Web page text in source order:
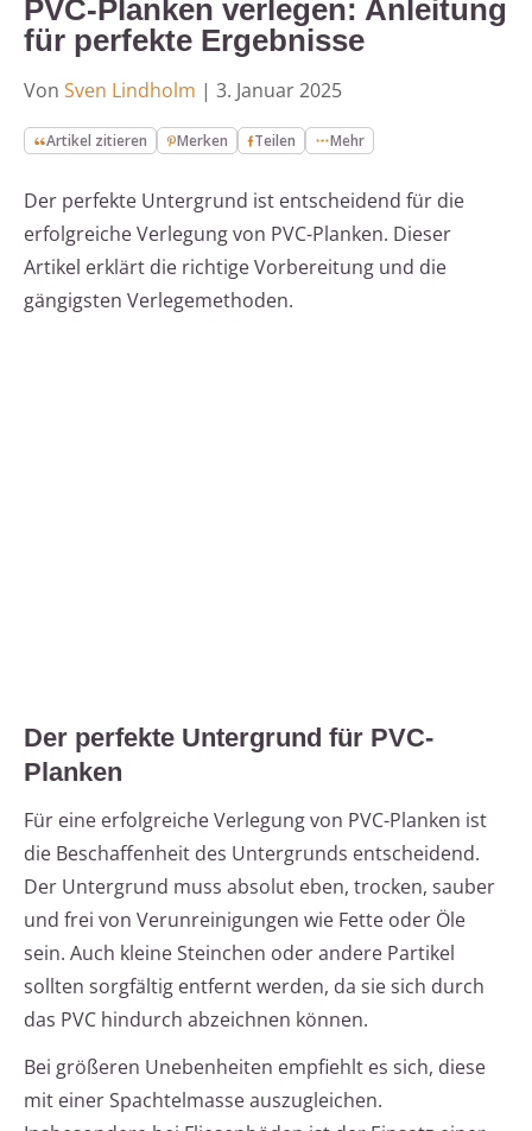
PVC-Planken verlegen: Anleitung
für perfekte Ergebnisse
Von Sven Lindholm | 3. Januar 2025
Artikel zitieren Merken Teilen Mehr
Der perfekte Untergrund ist entscheidend für die
erfolgreiche Verlegung von PVC-Planken. Dieser
Artikel erklärt die richtige Vorbereitung und die
gängigsten Verlegemethoden.
Der perfekte Untergrund für PVC-
Planken
Für eine erfolgreiche Verlegung von PVC-Planken ist
die Beschaffenheit des Untergrunds entscheidend.
Der Untergrund muss absolut eben, trocken, sauber
und frei von Verunreinigungen wie Fette oder Öle
sein. Auch kleine Steinchen oder andere Partikel
sollten sorgfältig entfernt werden, da sie sich durch
das PVC hindurch abzeichnen können.
Bei größeren Unebenheiten empfiehlt es sich, diese
mit einer Spachtelmasse auszugleichen.